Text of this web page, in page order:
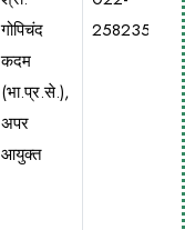
गोपिचंद
कदम
(भा.प्र.से.),
अपर
आयुक्त
25823528